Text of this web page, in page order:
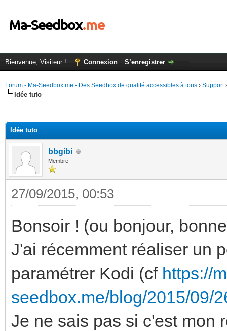
Bienvenue, Visiteur ! Connexion S’enregistrer
Forum - Ma-Seedbox.me - Des Seedbox de qualité accessibles à tous › Support
Idée tuto
Idée tuto
bbgibi
Membre
27/09/2015, 00:53
Bonsoir ! (ou bonjour,
J'ai récemment réaliser un
paramétrer Kodi (cf https://
seedbox.me/blog/2015/09/
Je ne sais pas si c'est mon